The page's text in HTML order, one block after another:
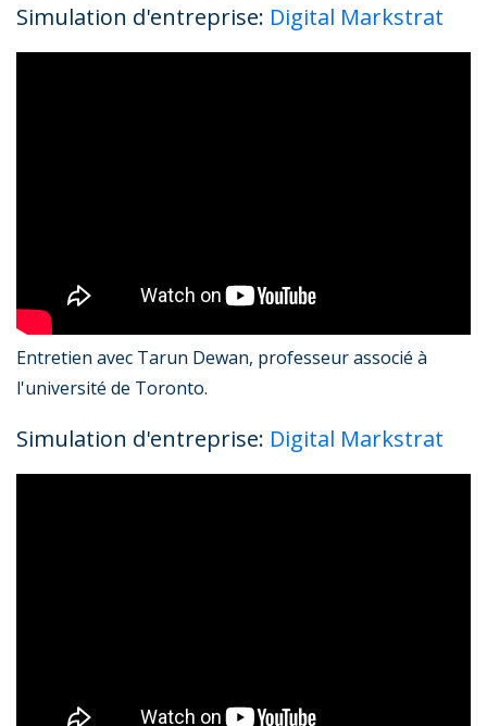
Simulation d'entreprise: Digital Markstrat
Entretien avec Tarun Dewan, professeur associé à
l'université de Toronto.
Simulation d'entreprise: Digital Markstrat